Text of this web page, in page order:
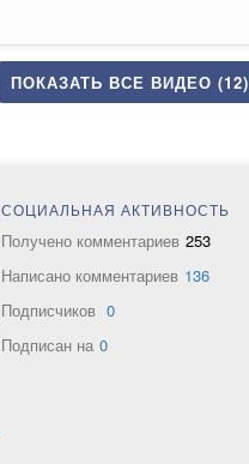
ПОКАЗАТЬ ВСЕ ВИДЕО (12)
СОЦИАЛЬНАЯ АКТИВНОСТЬ
Получено комментариев 253
Написано комментариев 136
Подписчиков 0
Подписан на 0